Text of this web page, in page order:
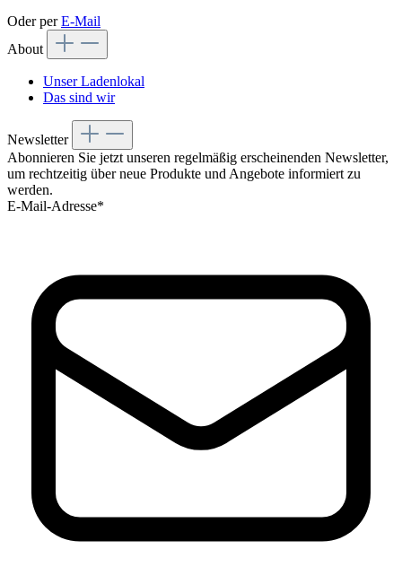
Oder perE-Mail
About
Unser Ladenlokal
Das sind wir
Newsletter
Abonnieren Sie jetzt unseren regelmäßig erscheinenden Newsletter,
um rechtzeitig über neue Produkte und Angebote informiert zu
werden.
E-Mail-Adresse*